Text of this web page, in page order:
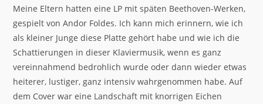
Meine Eltern hatten eine LP mit späten Beethoven-Werken,
gespielt von Andor Foldes. Ich kann mich erinnern, wie ich
als kleiner Junge diese Platte gehört habe und wie ich die
Schattierungen in dieser Klaviermusik, wenn es ganz
vereinnahmend bedrohlich wurde oder dann wieder etwas
heiterer, lustiger, ganz intensiv wahrgenommen habe. Auf
dem Cover war eine Landschaft mit knorrigen Eichen